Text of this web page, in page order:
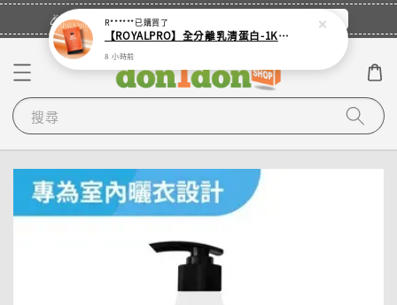
🎉登入會員・領取您的專屬折扣券！ 立即登入
搜尋
R******已購買了
【ROYALPRO】全分離乳清蛋白-1KG -多口味任選｜可加購湯匙
8 小時前